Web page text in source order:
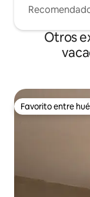
Otros
Favorito entre
Favorito entre